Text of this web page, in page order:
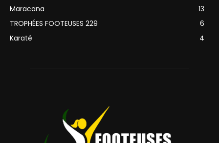
Maracana
13
TROPHÉES FOOTEUSES 229
6
Karaté
4